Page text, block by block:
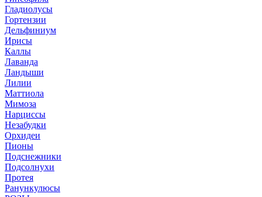
Гладиолусы
Гортензии
Дельфиниум
Ирисы
Каллы
Лаванда
Ландыши
Лилии
Маттиола
Мимоза
Нарциссы
Незабудки
Орхидеи
Пионы
Подснежники
Подсолнухи
Протея
Ранункулюсы